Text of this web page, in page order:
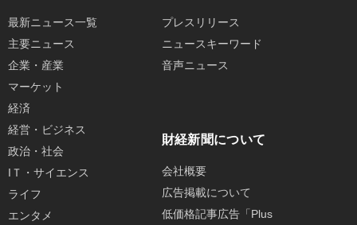
最新ニュース一覧
主要ニュース
企業・産業
マーケット
経済
経営・ビジネス
政治・社会
IＴ・サイエンス
ライフ
エンタメ
プレスリリース
ニュースキーワード
音声ニュース
財経新聞について
会社概要
広告掲載について
低価格記事広告「Plus